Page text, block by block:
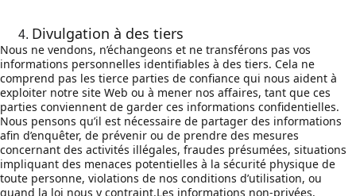
Divulgation à des tiers
Nous ne vendons, n’échangeons et ne transférons pas vos
informations personnelles identifiables à des tiers. Cela ne
comprend pas les tierce parties de confiance qui nous aident à
exploiter notre site Web ou à mener nos affaires, tant que ces
parties conviennent de garder ces informations confidentielles.
Nous pensons qu’il est nécessaire de partager des informations
afin d’enquêter, de prévenir ou de prendre des mesures
concernant des activités illégales, fraudes présumées, situations
impliquant des menaces potentielles à la sécurité physique de
toute personne, violations de nos conditions d’utilisation, ou
quand la loi nous y contraint.Les informations non-privées,